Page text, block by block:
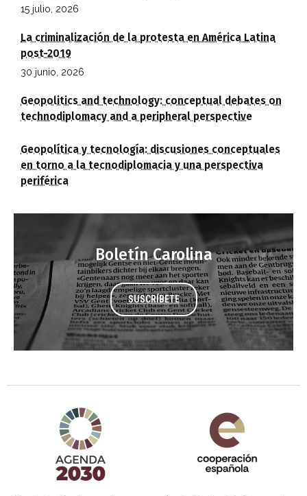
15 julio, 2026
La criminalización de la protesta en América Latina
post-2019
30 junio, 2026
Geopolitics and technology: conceptual debates on
technodiplomacy and a peripheral perspective
Geopolítica y tecnología: discusiones conceptuales
en torno a la tecnodiplomacia y una perspectiva
periférica
Boletín Carolina
SUSCRÍBETE